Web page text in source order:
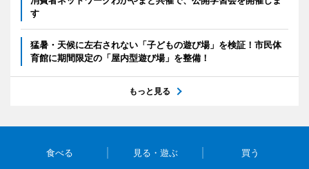
す
猛暑・天候に左右されない「子どもの遊び場」を検証！市民体
育館に期間限定の「屋内型遊び場」を整備！
もっと見る
食べる 見る・遊ぶ 買う